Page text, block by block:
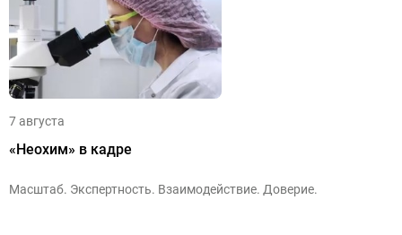
7 августа
«Неохим» в кадре
Масштаб. Экспертность. Взаимодействие. Доверие.